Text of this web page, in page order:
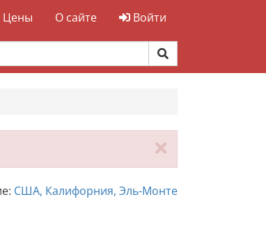
Цены О сайте Войти
США, Калифорния, Эль-Монте